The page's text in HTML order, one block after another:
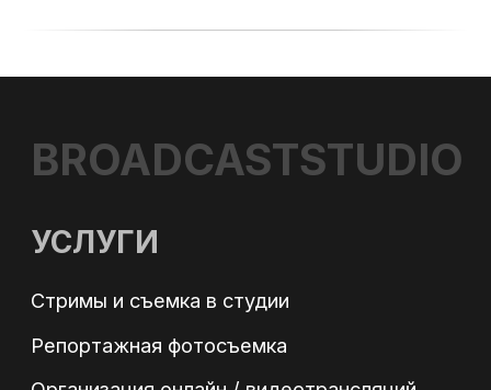
Согласен с обработкой
персональных данных
в соответствии с Политикой